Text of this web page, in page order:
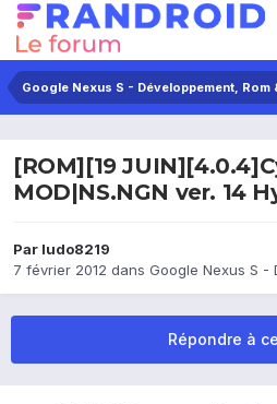
Google Nexus S - Développement, Rom
[ROM][19
MOD|NS.NGN ver. 14
Par ludo8219
7 février 2012 dans Google Nexus S -
Répondre à